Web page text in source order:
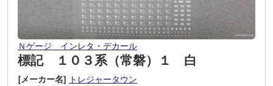
Ｎゲージ インレタ・デカール
標記 １０３系（常磐）１ 白
[メーカー名] トレジャータウン